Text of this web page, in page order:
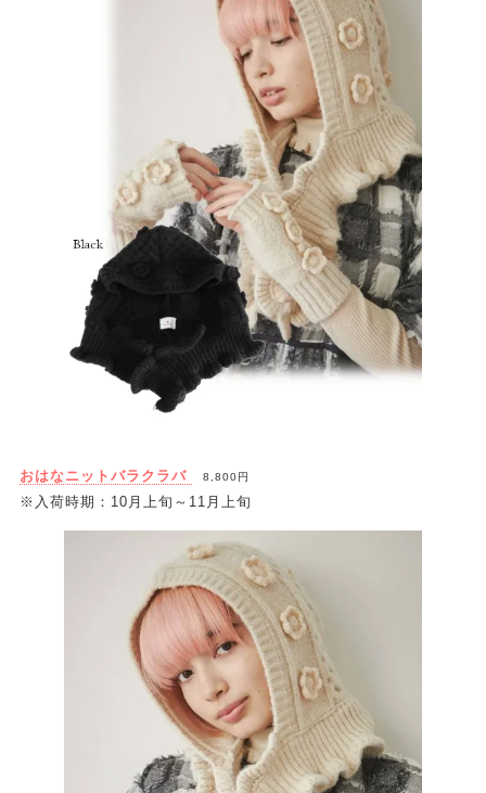
おはなニットバラクラバ 8,800円
※入荷時期：10月上旬～11月上旬